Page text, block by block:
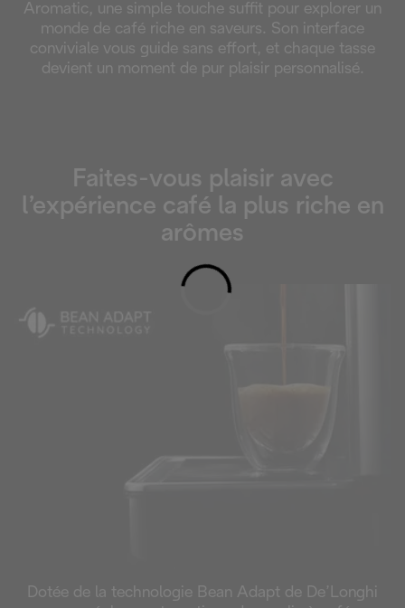
Aromatic, une simple touche suffit pour explorer un
monde de café riche en saveurs. Son interface
conviviale vous guide sans effort, et chaque tasse
devient un moment de pur plaisir personnalisé.
Faites-vous plaisir avec
l’expérience café la plus riche en
arômes
Dotée de la technologie Bean Adapt de De’Longhi